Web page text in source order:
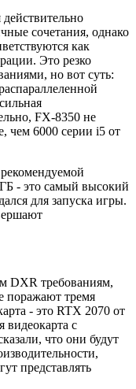
сочетания, однако
как
Это резко
но вот суть:
FX-8350 не
чем 6000 серии i5 от
- это самый высокий
для запуска игры.
DXR требованиям,
поражают тремя
- это RTX 2070 от
с
что они будут
представлять